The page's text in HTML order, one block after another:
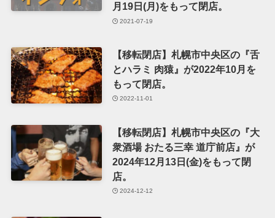
月19日(月)をもって閉店。
2021-07-19
【移転閉店】札幌市中央区の『舌
とハラミ 肉猿』が2022年10月を
もって閉店。
2022-11-01
【移転閉店】札幌市中央区の『大
衆酒場 おたる三幸 道庁前店』が
2024年12月13日(金)をもって閉
店。
2024-12-12